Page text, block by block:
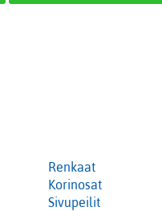
Renkaat
Korinosat
Sivupeilit